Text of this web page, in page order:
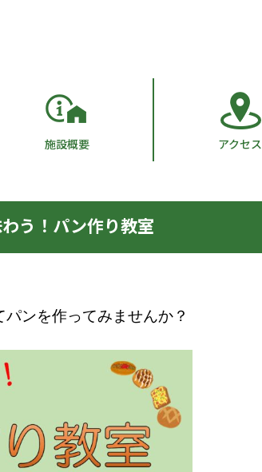
施設概要 アクセス
う！パン作り教室
ンを作ってみませんか？